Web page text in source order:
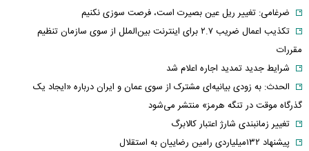
ضرغامی: تغییر ریل عین بصیرت است، فرصت سوزی نکنیم
تکذیب اعمال ضریب ۲.۷ برای اینترنت بین‌الملل از سوی سازمان تنظیم
مقررات
شرایط جدید تمدید اجاره اعلام شد
الحدث: به زودی بیانیه‌ای مشترک از سوی عمان و ایران درباره «ایجاد یک
گذرگاه موقت در تنگه هرمز» منتشر می‌شود
تغییر زمانبندی‌ شارژ اعتبار کالابرگ
پیشنهاد ۱۳۲میلیاردی رامین رضاییان به استقلال